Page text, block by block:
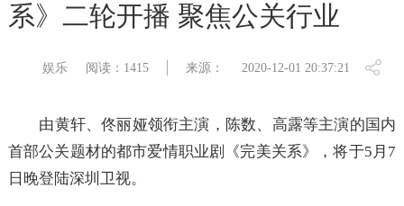
系》二轮开播 聚焦公关行业
娱乐 阅读：1415 来源： 2020-12-01 20:37:21
由黄轩、佟丽娅领衔主演，陈数、高露等主演的国内
首部公关题材的都市爱情职业剧《完美关系》，将于5月7
日晚登陆深圳卫视。